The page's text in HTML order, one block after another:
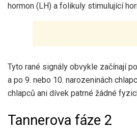
hormon (LH) a folikuly stimulující
Tyto rané signály obvykle začínají
a po 9. nebo 10. narozeninách
chlapců ani dívek patrné žádné
Tannerova fáze 2